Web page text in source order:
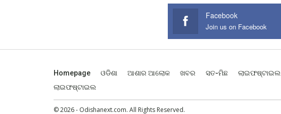
Facebook
Join us on Facebook
Homepage ଓଡିଶା ଆଶାର ଆଲୋକ ଖବର ସତ-ମିଛ ଲାଇଫଷ୍ଟାଇଲ
ଲାଇଫଷ୍ଟାଇଲ
© 2026 - Odishanext.com. All Rights Reserved.